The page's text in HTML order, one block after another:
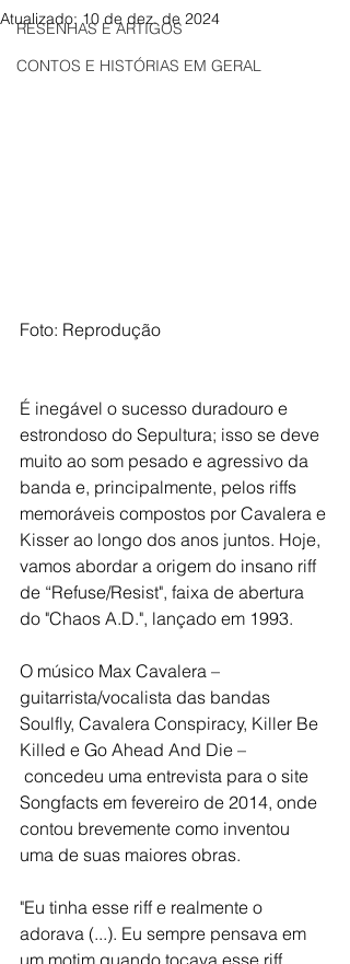
RESENHAS E ARTIGOS
CONTOS E HISTÓRIAS EM GERAL
Atualizado: 10 de dez. de 2024
Foto: Reprodução
É inegável o sucesso duradouro e
estrondoso do Sepultura; isso se deve
muito ao som pesado e agressivo da
banda e, principalmente, pelos riffs
memoráveis compostos por Cavalera e
Kisser ao longo dos anos juntos. Hoje,
vamos abordar a origem do insano riff
de “Refuse/Resist", faixa de abertura
do "Chaos A.D.", lançado em 1993.
O músico Max Cavalera –
guitarrista/vocalista das bandas
Soulfly, Cavalera Conspiracy, Killer Be
Killed e Go Ahead And Die –
concedeu uma entrevista para o site
Songfacts em fevereiro de 2014, onde
contou brevemente como inventou
uma de suas maiores obras.
"Eu tinha esse riff e realmente o
adorava (...). Eu sempre pensava em
um motim quando tocava esse riff